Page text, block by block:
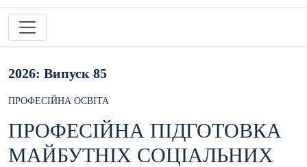
2026: Випуск 85
ПРОФЕСІЙНА ОСВІТА
ПРОФЕСІЙНА ПІДГОТОВКА
МАЙБУТНІХ СОЦІАЛЬНИХ